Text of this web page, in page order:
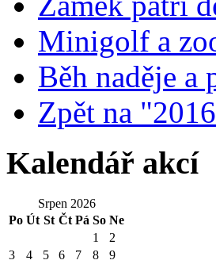
Minigolf a
Běh naděje a
Zpět na
Kalendář akcí
Srpen 2026
Po Út St Čt Pá So Ne
1
2
3
4 5 6 7 8
9